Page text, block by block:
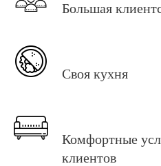
Большая
Своя кухня
Комфортные
клиентов